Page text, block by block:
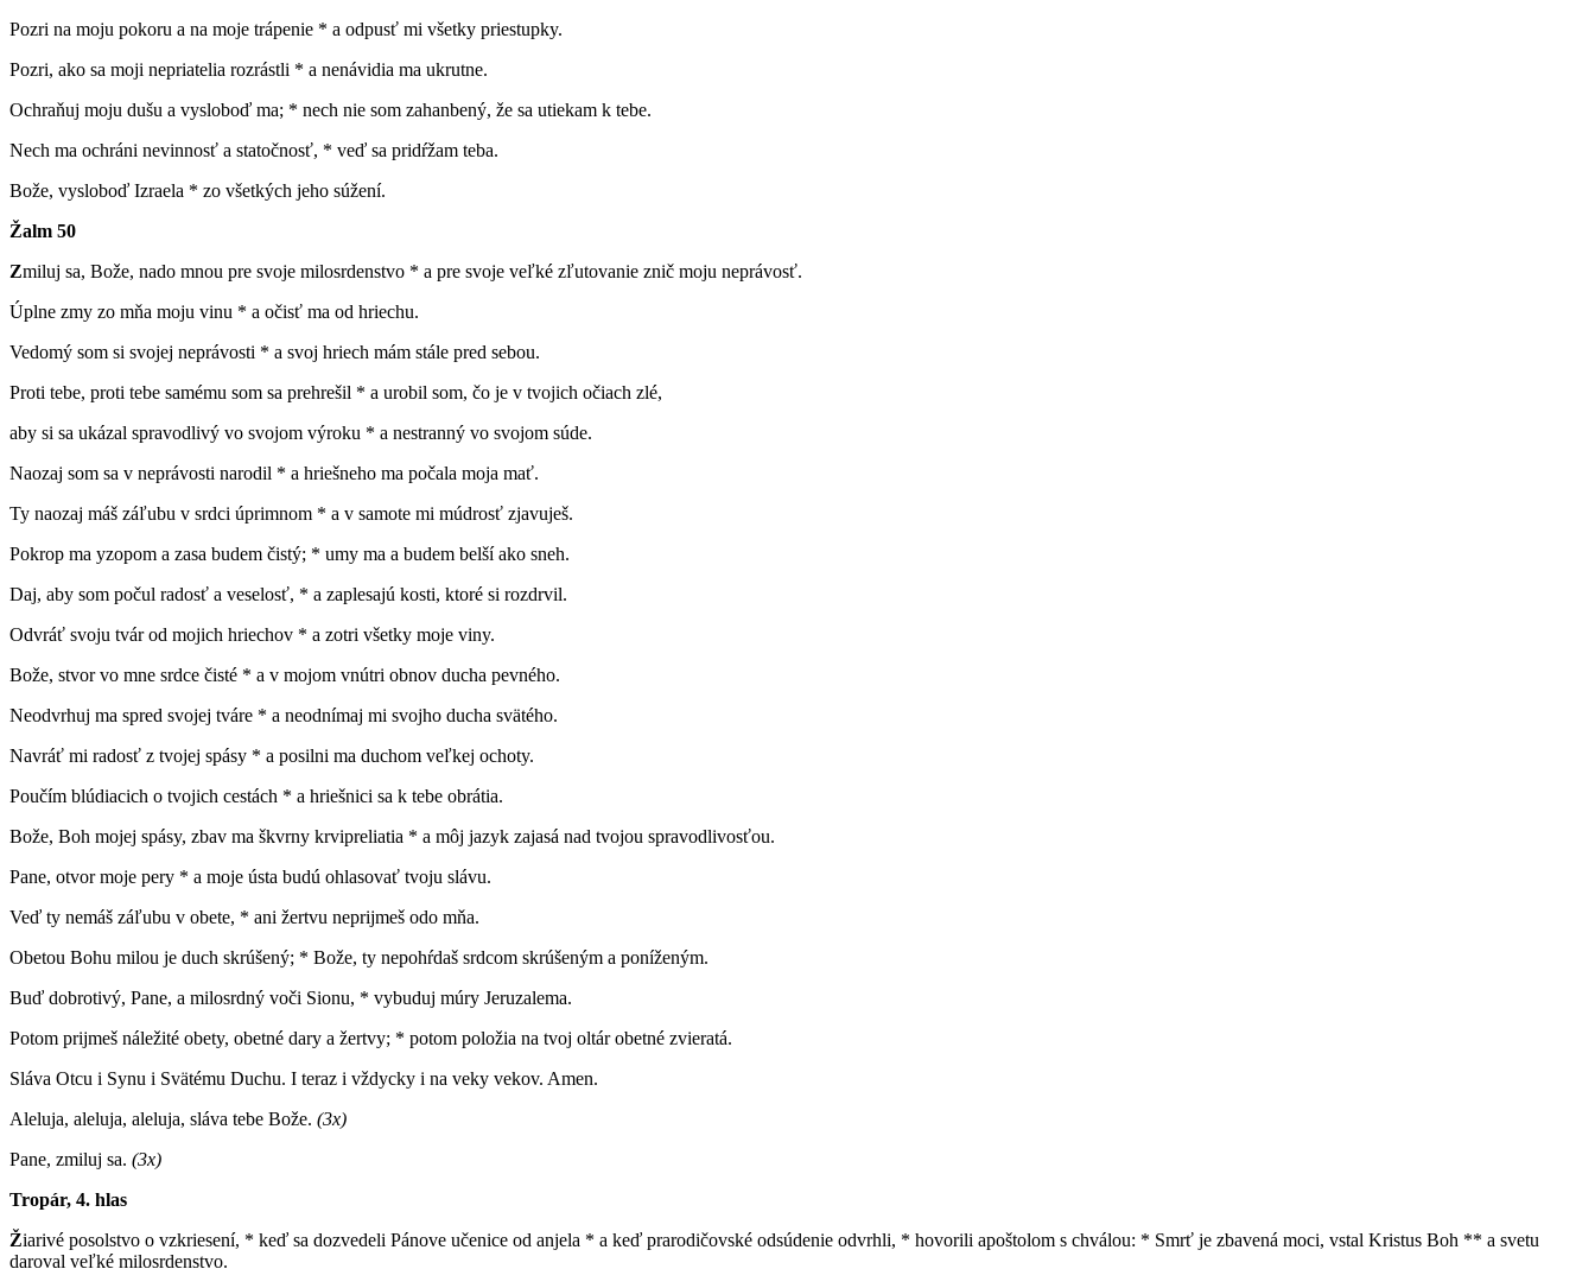
Pozri na moju pokoru a na moje trápenie * a odpusť mi všetky priestupky.
Pozri, ako sa moji nepriatelia rozrástli * a nenávidia ma ukrutne.
Ochraňuj moju dušu a vysloboď ma; * nech nie som zahanbený, že sa utiekam k tebe.
Nech ma ochráni nevinnosť a statočnosť, * veď sa pridŕžam teba.
Bože, vysloboď Izraela * zo všetkých jeho súžení.
Žalm 50
Zmiluj sa, Bože, nado mnou pre svoje milosrdenstvo * a pre svoje veľké zľutovanie znič moju neprávosť.
Úplne zmy zo mňa moju vinu * a očisť ma od hriechu.
Vedomý som si svojej neprávosti * a svoj hriech mám stále pred sebou.
Proti tebe, proti tebe samému som sa prehrešil * a urobil som, čo je v tvojich očiach zlé,
aby si sa ukázal spravodlivý vo svojom výroku * a nestranný vo svojom súde.
Naozaj som sa v neprávosti narodil * a hriešneho ma počala moja mať.
Ty naozaj máš záľubu v srdci úprimnom * a v samote mi múdrosť zjavuješ.
Pokrop ma yzopom a zasa budem čistý; * umy ma a budem belší ako sneh.
Daj, aby som počul radosť a veselosť, * a zaplesajú kosti, ktoré si rozdrvil.
Odvráť svoju tvár od mojich hriechov * a zotri všetky moje viny.
Bože, stvor vo mne srdce čisté * a v mojom vnútri obnov ducha pevného.
Neodvrhuj ma spred svojej tváre * a neodnímaj mi svojho ducha svätého.
Navráť mi radosť z tvojej spásy * a posilni ma duchom veľkej ochoty.
Poučím blúdiacich o tvojich cestách * a hriešnici sa k tebe obrátia.
Bože, Boh mojej spásy, zbav ma škvrny krvipreliatia * a môj jazyk zajasá nad tvojou spravodlivosťou.
Pane, otvor moje pery * a moje ústa budú ohlasovať tvoju slávu.
Veď ty nemáš záľubu v obete, * ani žertvu neprijmeš odo mňa.
Obetou Bohu milou je duch skrúšený; * Bože, ty nepohŕdaš srdcom skrúšeným a poníženým.
Buď dobrotivý, Pane, a milosrdný voči Sionu, * vybuduj múry Jeruzalema.
Potom prijmeš náležité obety, obetné dary a žertvy; * potom položia na tvoj oltár obetné zvieratá.
Sláva Otcu i Synu i Svätému Duchu. I teraz i vždycky i na veky vekov. Amen.
Aleluja, aleluja, aleluja, sláva tebe Bože. (3x)
Pane, zmiluj sa. (3x)
Tropár, 4. hlas
Žiarivé posolstvo o vzkriesení, * keď sa dozvedeli Pánove učenice od anjela * a keď prarodičovské odsúdenie odvrhli, * hovorili apoštolom s chválou: * Smrť je zbavená moci, vstal Kristus Boh ** a svetu
daroval veľké milosrdenstvo.